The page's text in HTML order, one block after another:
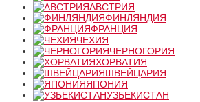
АВСТРИЯ
ФИНЛЯНДИЯ
ФРАНЦИЯ
ЧЕХИЯ
ЧЕРНОГОРИЯ
ХОРВАТИЯ
ШВЕЙЦАРИЯ
ЯПОНИЯ
УЗБЕКИСТАН